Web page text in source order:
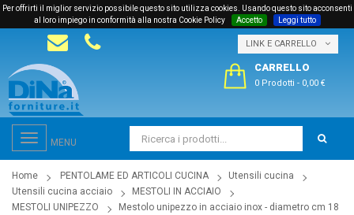
Per offrirti il miglior servizio possibile questo sito utilizza cookies. Usando questo sito acconsenti
al loro impiego in conformità alla nostra Cookie Policy
Accetto Leggi tutto
LINK E CARRELLO
CARRELLO
0 Prodotti - 0,00 €
Toggle
navigation
MENU
Home PENTOLAME ED ARTICOLI CUCINA
Utensili cucina
Utensili cucina acciaio
MESTOLI IN ACCIAIO
MESTOLI UNIPEZZO
Mestolo unipezzo in acciaio inox - diametro cm 18